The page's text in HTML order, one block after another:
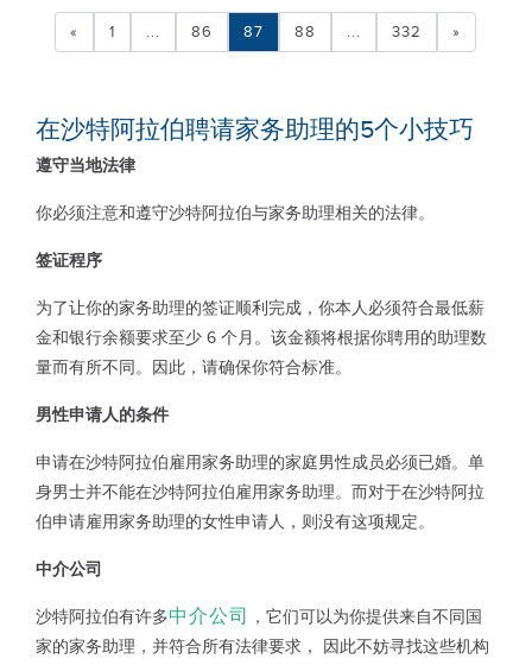
« 1 ... 86 87 88 ... 332 »
在沙特阿拉伯聘请家务助理的5个小技巧
遵守当地法律
你必须注意和遵守沙特阿拉伯与家务助理相关的法律。
签证程序
为了让你的家务助理的签证顺利完成，你本人必须符合最低薪
金和银行余额要求至少 6 个月。该金额将根据你聘用的助理数
量而有所不同。因此，请确保你符合标准。
男性申请人的条件
申请在沙特阿拉伯雇用家务助理的家庭男性成员必须已婚。单
身男士并不能在沙特阿拉伯雇用家务助理。而对于在沙特阿拉
伯申请雇用家务助理的女性申请人，则没有这项规定。
中介公司
沙特阿拉伯有许多中介公司
，它们可以为你提供来自不同国
家的家务助理，并符合所有法律要求， 因此不妨寻找这些机构